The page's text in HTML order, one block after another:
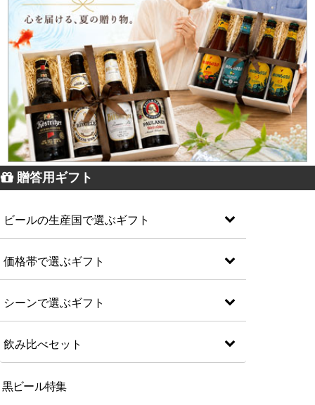
贈答用ギフト
ビールの生産国で選ぶギフト
価格帯で選ぶギフト
シーンで選ぶギフト
飲み比べセット
黒ビール特集